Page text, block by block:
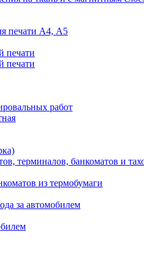
печати А4, А5
печати
печати
работ
терминалов, банкоматов и
из термобумаги
за автомобилем